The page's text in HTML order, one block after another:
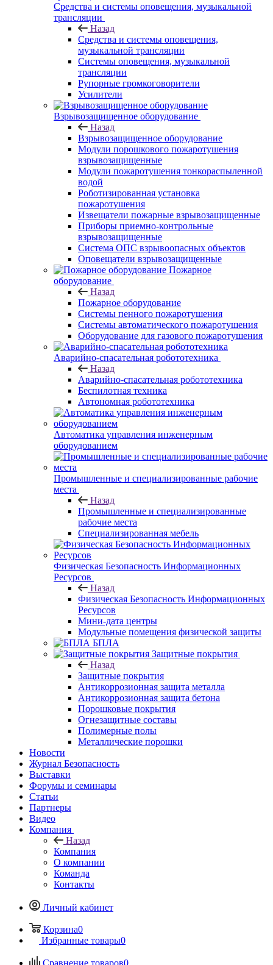
Средства и системы оповещения, музыкальной
трансляции
Назад
Средства и системы оповещения,
музыкальной трансляции
Системы оповещения, музыкальной
трансляции
Рупорные громкоговорители
Усилители
Взрывозащищенное оборудование
Назад
Взрывозащищенное оборудование
Модули порошкового пожаротушения
взрывозащищенные
Модули пожаротушения тонкораспыленной
водой
Роботизированная установка
пожаротушения
Извещатели пожарные взрывозащищенные
Приборы приемно-контрольные
взрывозащищенные
Система ОПС взрывоопасных объектов
Оповещатели взрывозащищенные
Пожарное
оборудование
Назад
Пожарное оборудование
Системы пенного пожаротушения
Системы автоматического пожаротушения
Оборудование для газового пожаротушения
Аварийно-спасательная робототехника
Назад
Аварийно-спасательная робототехника
Беспилотная техника
Автономная робототехника
Автоматика управления инженерным
оборудованием
Промышленные и специализированные рабочие
места
Назад
Промышленные и специализированные
рабочие места
Специализированная мебель
Физическая Безопасность Информационных
Ресурсов
Назад
Физическая Безопасность Информационных
Ресурсов
Мини-дата центры
Модульные помещения физической защиты
БПЛА
Защитные покрытия
Назад
Защитные покрытия
Антикоррозионная защита металла
Антикоррозионная защита бетона
Порошковые покрытия
Огнезащитные составы
Полимерные полы
Металлические порошки
Новости
Журнал Безопасность
Выставки
Форумы и семинары
Статьи
Партнеры
Видео
Компания
Назад
Компания
О компании
Команда
Контакты
Личный кабинет
Корзина0
Избранные товары0
Сравнение товаров0